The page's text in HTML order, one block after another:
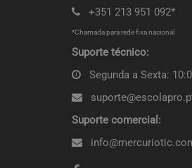
+351 213 951 092*
*Chamada para rede fixa nacional
Suporte técnico:
Segunda a Sexta:
Suporte comercial: